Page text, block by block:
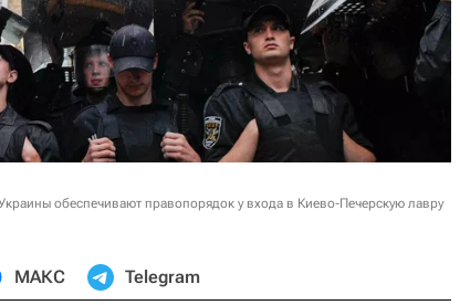
обеспечивают правопорядок у входа в Киево-Печерскую лавру
МАКС Telegram